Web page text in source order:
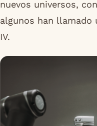
nuevos universos,
algunos han llamado
IV.